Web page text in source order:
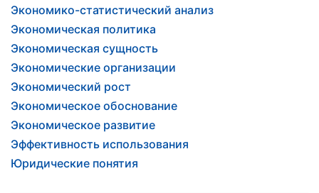
Экономико-статистический анализ
Экономическая политика
Экономическая сущность
Экономические организации
Экономический рост
Экономическое обоснование
Экономическое развитие
Эффективность использования
Юридические понятия